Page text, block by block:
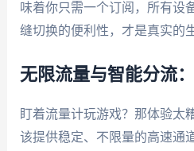
味着你只需一个订阅，所有设
缝切换的便利性，才是真实的
无限流量与智能分流
盯着流量计玩游戏？那体验太
该提供稳定、不限量的高速通